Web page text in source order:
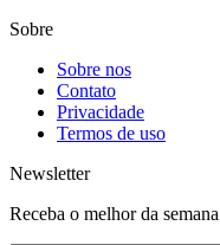
Sobre
Sobre nos
Contato
Privacidade
Termos de uso
Newsletter
Receba o melhor da